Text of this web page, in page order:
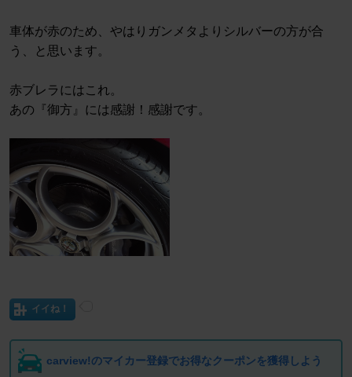
車体が赤のため、やはりガンメタよりシルバーの方が合
う、と思います。
赤ブレラにはこれ。
あの『御方』には感謝！感謝です。
イイね！
carview!のマイカー登録でお得なクーポンを獲得しよう